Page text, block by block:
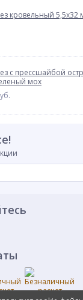
кровельный 5,5х32
с прессшайбой
мох